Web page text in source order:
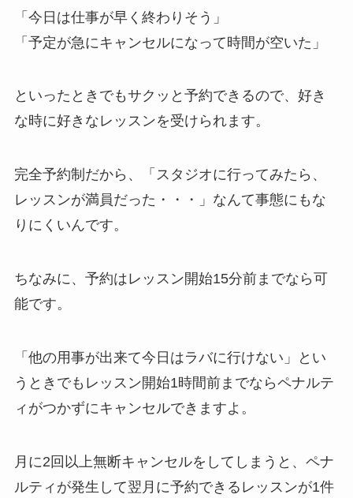
「今日は仕事が早く終わりそう」
「予定が急にキャンセルになって時間が空いた」
といったときでもサクッと予約できるので、好き
な時に好きなレッスンを受けられます。
完全予約制だから、
「スタジオに行ってみたら、
レッスンが満員だった・・・」 なんて事態にもな
りにくいんです。
ちなみに、予約はレッスン開始15分前までなら可
能です。
「他の用事が出来て今日はラバに行けない」
とい
うときでもレッスン開始1時間前までならペナルテ
ィがつかずにキャンセルできますよ。
月に2回以上無断キャンセルをしてしまうと、ペナ
ルティが発生して翌月に予約できるレッスンが1件